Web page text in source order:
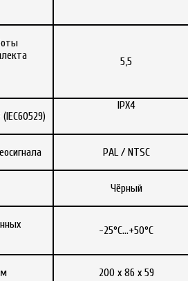
5,5
IPX4
PAL / NTSC
Чёрный
-25°C…+50°C
200 х 86 х 59